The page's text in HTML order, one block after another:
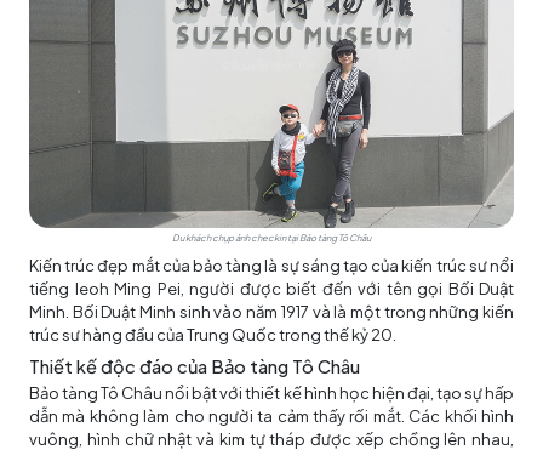
Du khách chụp ảnh checkin tại Bảo tàng Tô Châu
Kiến trúc đẹp mắt của bảo tàng là sự sáng tạo của kiến trúc sư nổi
tiếng Ieoh Ming Pei, người được biết đến với tên gọi Bối Duật
Minh. Bối Duật Minh sinh vào năm 1917 và là một trong những kiến
trúc sư hàng đầu của Trung Quốc trong thế kỷ 20.
Thiết kế độc đáo của Bảo tàng Tô Châu
Bảo tàng Tô Châu nổi bật với thiết kế hình học hiện đại, tạo sự hấp
dẫn mà không làm cho người ta cảm thấy rối mắt. Các khối hình
vuông, hình chữ nhật và kim tự tháp được xếp chồng lên nhau,